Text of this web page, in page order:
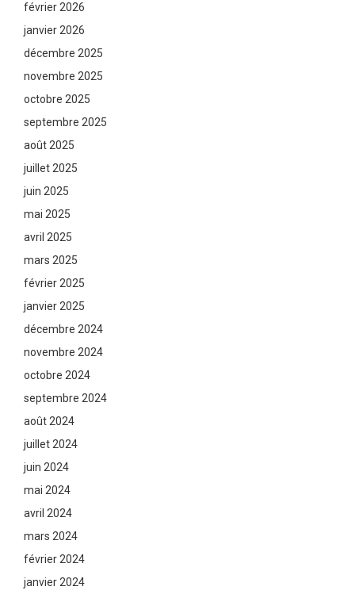
février 2026
janvier 2026
décembre 2025
novembre 2025
octobre 2025
septembre 2025
août 2025
juillet 2025
juin 2025
mai 2025
avril 2025
mars 2025
février 2025
janvier 2025
décembre 2024
novembre 2024
octobre 2024
septembre 2024
août 2024
juillet 2024
juin 2024
mai 2024
avril 2024
mars 2024
février 2024
janvier 2024